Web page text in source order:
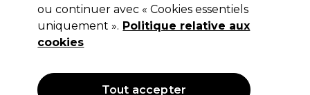
Filters
ou continuer avec « Cookies essentiels
uniquement ». Politique relative aux
cookies
Tout accepter